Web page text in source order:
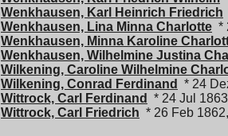
Wenkhausen, Karl Heinrich Friedrich
Wenkhausen, Lina Minna Charlotte *
Wenkhausen, Minna Karoline
Wenkhausen, Wilhelmine Justina
Wilkening, Caroline Wilhelmine
Wilkening, Conrad Ferdinand
* 24
Wittrock, Carl Ferdinand
* 24 Jul 1863
Wittrock, Carl Friedrich * 26 Feb